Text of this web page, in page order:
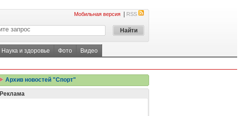
Мобильная версия RSS
Наука и здоровье Фото
Видео
Архив новостей "Спорт"
Реклама